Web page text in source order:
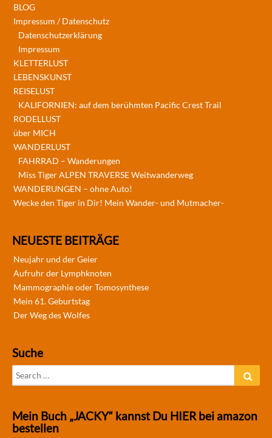
BLOG
Impressum / Datenschutz
Datenschutzerklärung
Impressum
KLETTERLUST
LEBENSKUNST
REISELUST
KALIFORNIEN: auf dem berühmten Pacific Crest Trail
RODELLUST
über MICH
WANDERLUST
FAHRRAD – Wanderungen
Miss Tiger ALPEN TRAVERSE Weitwanderweg
WANDERUNGEN – ohne Auto!
Wecke den Tiger in Dir! Mein Wander- und Mutmacher-
NEUESTE BEITRÄGE
Neujahr und der Geier
Aufruhr der Lymphknoten
Mammographie oder Tomosynthese
Mein 61. Geburtstag
Der Weg des Wolfes
Suche
Search
for:
Mein Buch „JACKY“ kannst Du HIER bei amazon
bestellen